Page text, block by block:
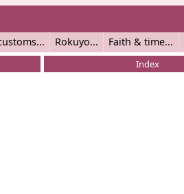
Rokuyo Faith & time
Index